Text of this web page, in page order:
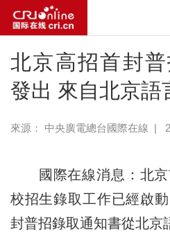
北京高招首封
發出 來自北京語
來源： 中央廣電總台國際在線 |
國際在線消息：北京
校招生錄取工作已經啟
封普招錄取通知書從北京